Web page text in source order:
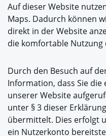
Auf dieser Website
Maps. Dadurch können
direkt in der Website
die komfortable Nutzung
Durch den Besuch auf
Information, dass Sie
unserer Website
unter § 3 dieser
übermittelt. Dies erfolgt
ein Nutzerkonto